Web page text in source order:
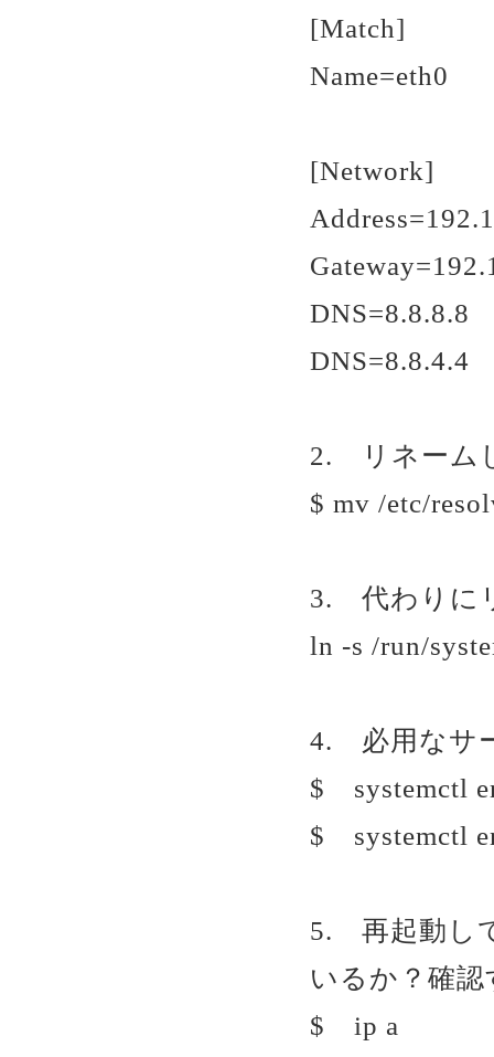
[Match]
Name=eth0
[Network]
DNS=8.8.8.8
DNS=8.8.4.4
2. リネーム
$ mv /etc/
3. 代わりに
ln -s /run/
4. 必用なサ
$ systemctl
$ systemctl
5. 再起動し
いるか？確認
$ ip a